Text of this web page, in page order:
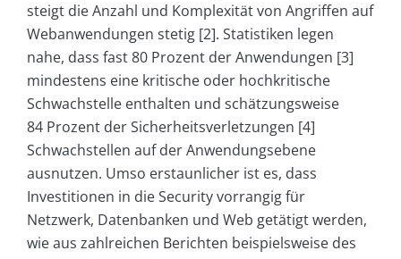
steigt die Anzahl und Komplexität von Angriffen auf
Webanwendungen stetig [2]. Statistiken legen
nahe, dass fast 80 Prozent der Anwendungen [3]
mindestens eine kritische oder hochkritische
Schwachstelle enthalten und schätzungsweise
84 Prozent der Sicherheitsverletzungen [4]
Schwachstellen auf der Anwendungsebene
ausnutzen. Umso erstaunlicher ist es, dass
Investitionen in die Security vorrangig für
Netzwerk, Datenbanken und Web getätigt werden,
wie aus zahlreichen Berichten beispielsweise des